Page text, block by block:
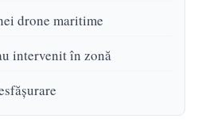
drone maritime
intervenit în zonă